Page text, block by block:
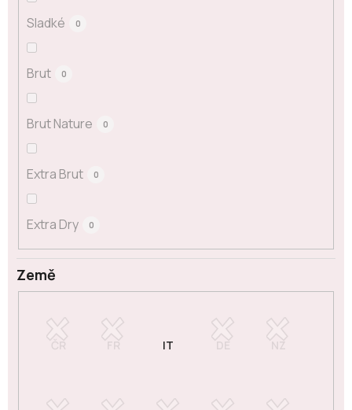
Země
Sladké 0
Brut 0
Brut Nature 0
Extra Brut 0
Extra Dry 0